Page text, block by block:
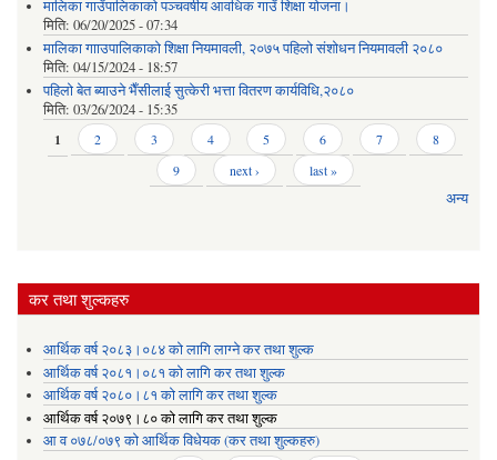
मालिका गाउँपालिकाको पञ्चवर्षीय आवधिक गाउँ शिक्षा योजना।
मिति: 06/20/2025 - 07:34
मालिका गााउपालिकाको शिक्षा नियमावली, २०७५ पहिलो संशोधन नियमावली २०८०
मिति: 04/15/2024 - 18:57
पहिलो बेत ब्याउने भैँसीलाई सुत्केरी भत्ता वितरण कार्यविधि,२०८०
मिति: 03/26/2024 - 15:35
Pages
1 2 3 4 5 6 7
8
9
next › last »
अन्य
कर तथा शुल्कहरु
आर्थिक वर्ष २०८३।०८४ को लागि लाग्ने कर तथा शुल्क
आर्थिक वर्ष २०८१।०८१ को लागि कर तथा शुल्क
आर्थिक वर्ष २०८०।८१ को लागि कर तथा शुल्क
आर्थिक वर्ष २०७९।८० को लागि कर तथा शुल्क
आ व ०७८/०७९ को आर्थिक विधेयक (कर तथा शुल्कहरु)